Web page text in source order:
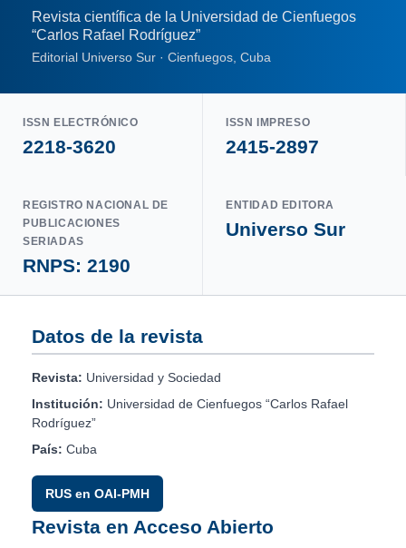
Revista científica de la Universidad de Cienfuegos
“Carlos Rafael Rodríguez”
Editorial Universo Sur · Cienfuegos, Cuba
ISSN ELECTRÓNICO
2218-3620
ISSN IMPRESO
2415-2897
REGISTRO NACIONAL DE
PUBLICACIONES
SERIADAS
RNPS: 2190
ENTIDAD EDITORA
Universo Sur
Datos de la revista
Revista: Universidad y Sociedad
Institución: Universidad de Cienfuegos “Carlos Rafael
Rodríguez”
País: Cuba
RUS en OAI-PMH
Revista en Acceso Abierto